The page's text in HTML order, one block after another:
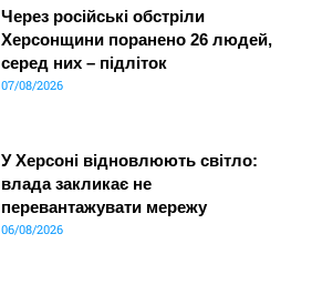
Через російські обстріли
Херсонщини поранено 26 людей,
серед них – підліток
07/08/2026
У Херсоні відновлюють світло:
влада закликає не
перевантажувати мережу
06/08/2026